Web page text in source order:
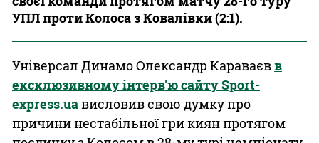
УПЛ проти Колоса з Ковалівки (2:1).
Універсал Динамо Олександр Караваєвв
ексклюзивному інтерв'ю сайту Sport-
express.uaвисловив свою думку про
причини нестабільної гри киян протягом